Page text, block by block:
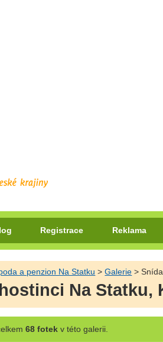
Registrace Reklama
a penzion Na Statku >Galerie >
Na Statku,
68 fotekv této galerii.